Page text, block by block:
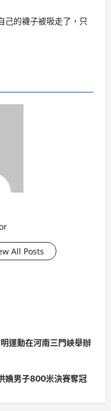
己的襪子被吸走了，只
All Posts
運動在河南三門峽舉辦
嬌男子800米決賽奪冠